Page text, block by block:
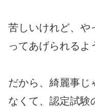
苦しいけれど、や
ってあげられるよ
だから、綺麗事じ
なくて、認定試験